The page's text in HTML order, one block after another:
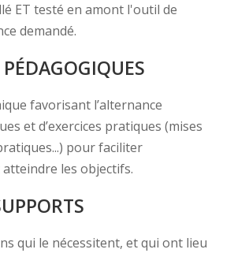
ET testé en amont l'outil de
demandé.
favorisant l’alternance
et d’exercices pratiques (mises
pour faciliter
les objectifs.
qui le nécessitent, et qui ont lieu